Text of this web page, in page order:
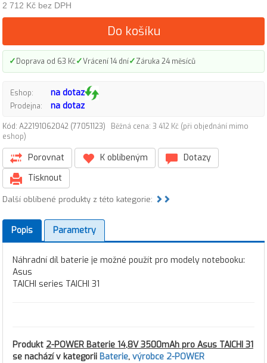
2 712 Kč bez DPH
Do košíku
✓Doprava od 63 Kč✓Vrácení 14 dní✓Záruka 24 měsíců
Eshop: na dotaz
Prodejna: na dotaz
Kód: A22191062042 (77051123)
Běžná cena: 3 412 Kč (při objednání mimo
eshop)
Porovnat K oblíbeným
Dotazy
Tisknout
Další oblíbené produkty z této kategorie:
Popis Parametry
Náhradní díl baterie je možné použít pro modely notebooku:
Asus
TAICHI series TAICHI 31
Produkt 2-POWER Baterie 14,8V 3500mAh pro Asus TAICHI 31
se nachází v kategorii Baterie, výrobce 2-POWER